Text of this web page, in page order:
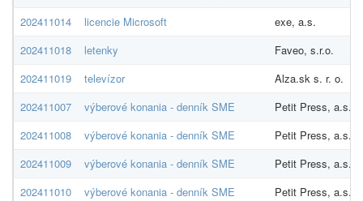
202411014
licencie Microsoft
exe, a.s.
202411018
letenky
Faveo, s.r.o.
202411019
televízor
Alza.sk s. r. o.
202411007
výberové konania - denník SME
Petit Press, a.s.
202411008
výberové konania - denník SME
Petit Press, a.s.
202411009
výberové konania - denník SME
Petit Press, a.s.
202411010
výberové konania - denník SME
Petit Press, a.s.